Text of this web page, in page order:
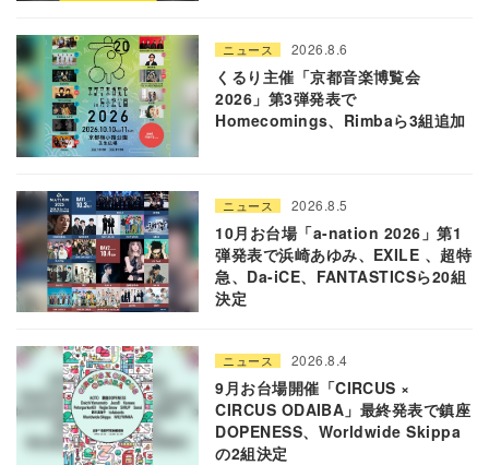
ニュース 2026.8.6
くるり主催「京都音楽博覧会
2026」第3弾発表で
Homecomings、Rimbaら3組追加
ニュース 2026.8.5
10月お台場「a-nation 2026」第1
弾発表で浜崎あゆみ、EXILE 、超特
急、Da-iCE、FANTASTICSら20組
決定
ニュース 2026.8.4
9月お台場開催「CIRCUS ×
CIRCUS ODAIBA」最終発表で鎮座
DOPENESS、Worldwide Skippa
の2組決定